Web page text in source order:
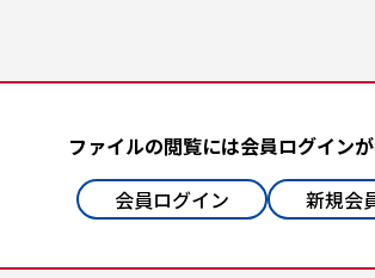
ファイルの閲覧には会員ログインが
会員ログイン
新規会